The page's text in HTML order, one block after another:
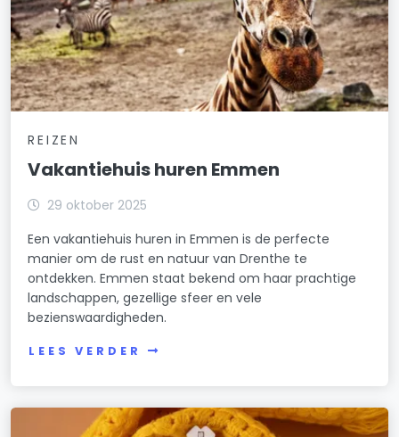
REIZEN
Vakantiehuis huren Emmen
29 oktober 2025
Een vakantiehuis huren in Emmen is de perfecte
manier om de rust en natuur van Drenthe te
ontdekken. Emmen staat bekend om haar prachtige
landschappen, gezellige sfeer en vele
bezienswaardigheden.
LEES VERDER